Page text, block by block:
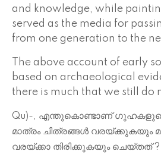
and knowledge, while
served as the media for
from one generation to the
The above account of early
based on archaeological
there is much that we still do
Qu)-, എന്തുകൊണ്ടാണ് ഗുഹകളുടെ
മാത്രം ചിത്രങ്ങൾ വരയ്ക്കുകയും
വരയ്ക്കാ തിരിക്കുകയും ചെയ്തത് ?